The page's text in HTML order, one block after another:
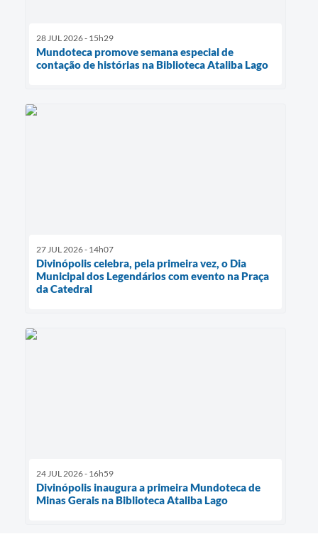
28 JUL 2026 - 15h29
Mundoteca promove semana especial de
contação de histórias na Biblioteca Ataliba Lago
27 JUL 2026 - 14h07
Divinópolis celebra, pela primeira vez, o Dia
Municipal dos Legendários com evento na Praça
da Catedral
24 JUL 2026 - 16h59
Divinópolis inaugura a primeira Mundoteca de
Minas Gerais na Biblioteca Ataliba Lago